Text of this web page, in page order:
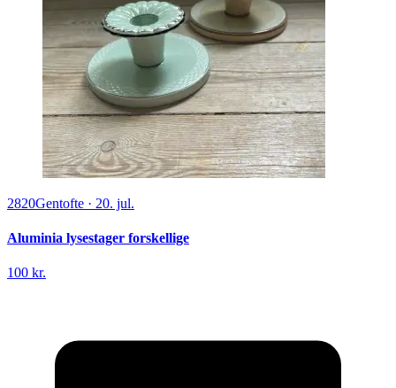
2820Gentofte · 20. jul.
Aluminia lysestager forskellige
100 kr.